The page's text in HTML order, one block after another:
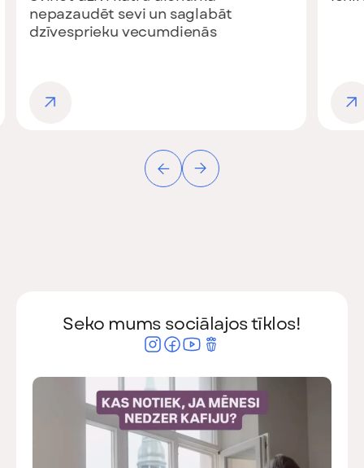
Seko mums sociālajos tīklos!